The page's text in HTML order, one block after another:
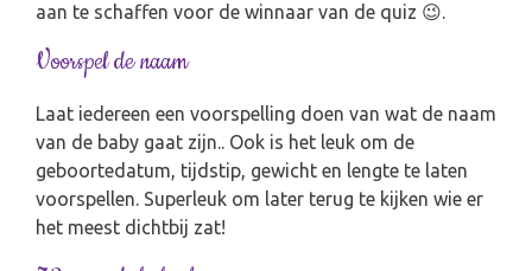
aan te schaffen voor de winnaar van de quiz 😉.
Voorspel de naam
Laat iedereen een voorspelling doen van wat de naam
van de baby gaat zijn.. Ook is het leuk om de
geboortedatum, tijdstip, gewicht en lengte te laten
voorspellen. Superleuk om later terug te kijken wie er
het meest dichtbij zat!